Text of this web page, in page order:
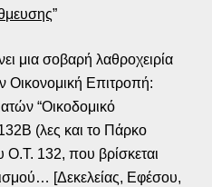
”
μια σοβαρή λαθροχειρία
Οικονομική Επιτροπή:
“Οικοδομικό
(λες και το Πάρκο
Ο.Τ. 132, που βρίσκεται
[Δεκελείας, Εφέσου,